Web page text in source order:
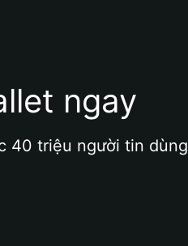
ngay
40 triệu người tin dùng